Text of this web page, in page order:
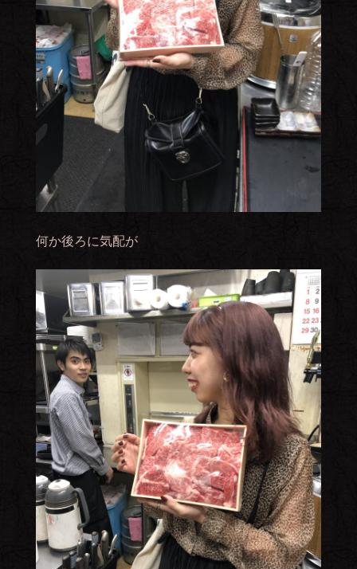
何か後ろに気配が